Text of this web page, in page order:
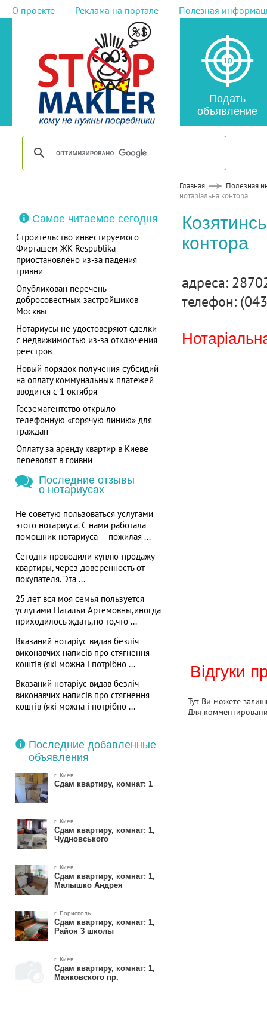
О проекте Реклама на портале Полезная
Подать
объявление
Главная
Полезная
нотаріальна контора
Самое читаемое сегодня
Строительство инвестируемого
Фирташем ЖК Respublika
приостановлено из-за падения
гривни
Опубликован перечень
добросовестных застройщиков
Москвы
Нотариусы не удостоверяют сделки
с недвижимостью из-за отключения
реестров
Новый порядок получения субсидий
на оплату коммунальных платежей
вводится с 1 октября
Госземагентство открыло
телефонную «горячую линию» для
граждан
Оплату за аренду квартир в Киеве
переводят в гривни
Последние отзывы
о нотариусах
Не советую пользоваться услугами
этого нотариуса. С нами работала
помощник нотариуса — пожилая ...
Сегодня проводили куплю-продажу
квартиры, через доверенность от
покупателя. Эта ...
25 лет вся моя семья пользуется
услугами Натальи Артемовны,иногда
приходилось ждать,но то,что ...
Вказаний нотаріус видав безліч
виконавчих написів про стягнення
коштів (які можна і потрібно ...
Вказаний нотаріус видав безліч
виконавчих написів про стягнення
коштів (які можна і потрібно ...
Последние добавленные
объявления
г. Киев
Сдам квартиру, комнат: 1
г. Киев
Сдам квартиру, комнат: 1,
Чудновського
г. Киев
Сдам квартиру, комнат: 1,
Малышко Андрея
г. Борисполь
Сдам квартиру, комнат: 1,
Район 3 школы
г. Киев
Сдам квартиру, комнат: 1,
Маяковского пр.
контора
адреса:
телефон:
Відгуки
Тут Ви можете
Для